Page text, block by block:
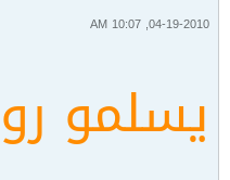
04-19-2010, 10:07 AM
يسلمو